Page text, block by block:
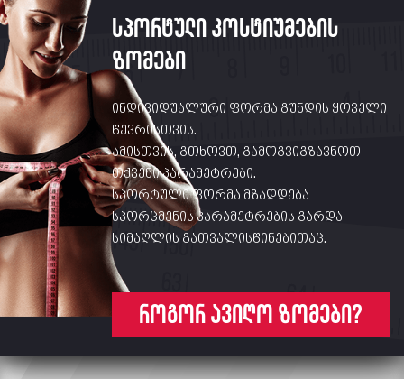
სპორტული კოსტიუმების
ზომები
ინდივიდუალური ფორმა გუნდის ყოველი
წევრისთვის.
ამისთვის, გთხოვთ, გამოგვიგზავნოთ
თქვენი პარამეტრები.
სპორტული ფორმა მზადდება
სპორცმენის პარამეტრების გარდა
სიმაღლის გათვალისწინებითაც.
როგორ ავიღო ზომები?